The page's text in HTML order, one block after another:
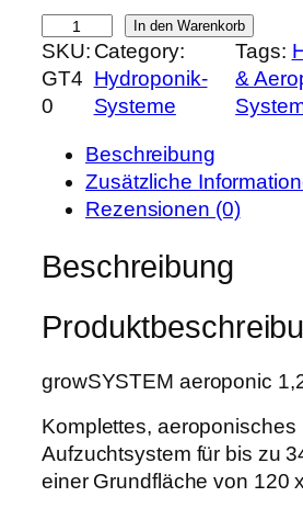
h
e
r
P
e
i
s
a
:
9
5
,
0
0
e
i
t
:
7
9
9
9
€
.
r
o
w
r
w
Y
T
E
M
In den Warenkorb
SKU:
GT4
0
Category:
Hydroponik-
Systeme
Tags:
&
Beschreibung
Zusätzliche
Rezensionen (0)
Beschreibung
growSYSTEM aeroponic
Komplettes, aeroponisches
Aufzuchtsystem für bis zu
einer Grundfläche von 120